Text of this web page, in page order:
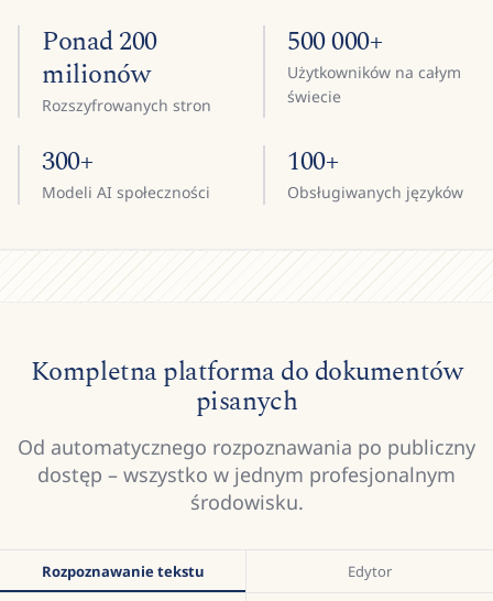
Ponad 200
milionów
Rozszyfrowanych stron
500 000+
Użytkowników na całym
świecie
300+
Modeli AI społeczności
100+
Obsługiwanych języków
Kompletna platforma do dokumentów
pisanych
Od automatycznego rozpoznawania po publiczny
dostęp – wszystko w jednym profesjonalnym
środowisku.
Rozpoznawanie tekstu Edytor